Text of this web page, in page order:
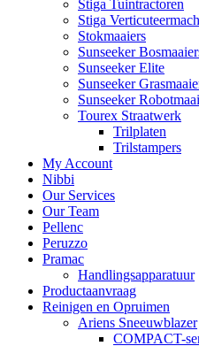
Stiga Tuintractoren
Stiga
Stokmaaiers
Sunseeker
Sunseeker Elite
Sunseeker
Sunseeker
Tourex Straatwerk
Trilplaten
Trilstampers
My Account
Nibbi
Our Services
Our Team
Pellenc
Peruzzo
Pramac
Handlingsapparatuur
Productaanvraag
Reinigen en Opruimen
Ariens Sneeuwblazer
COMPACT-